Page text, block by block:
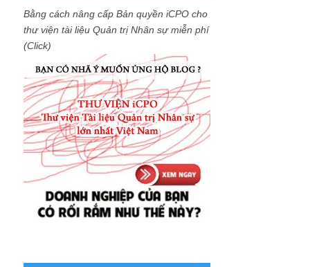
Bằng cách nâng cấp Bản quyền iCPO cho
thư viện tài liệu Quản trị Nhân sự miễn phí
(Click)